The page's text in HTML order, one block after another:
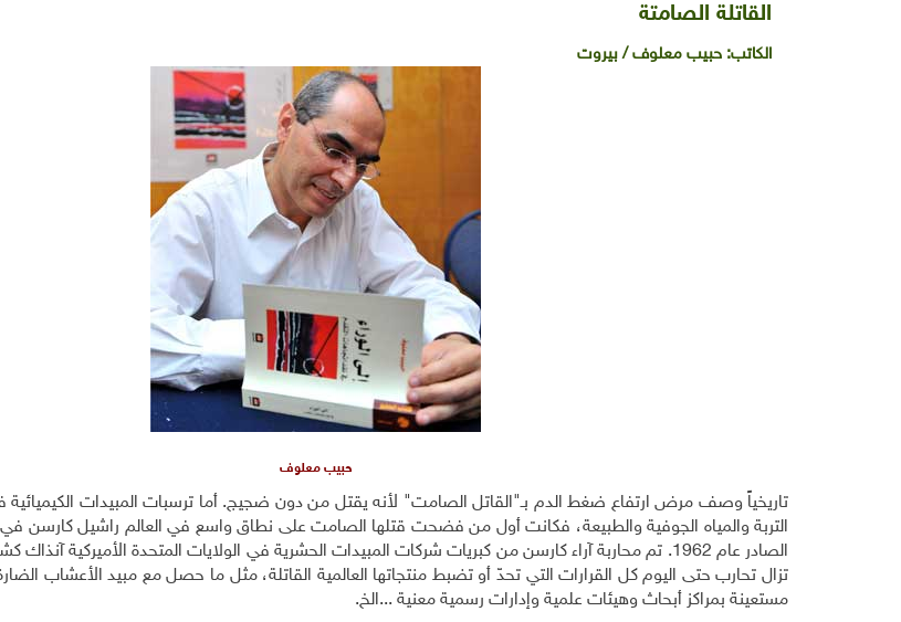
القاتلة الصامتة
الكاتب: حبيب معلوف / بيروت
حبيب معلوف
تاريخياً وصف مرض ارتفاع ضغط الدم بـ"القاتل الصامت" لأنه يقتل من دون ضجيج. أما ترسبات المبيدات الكيميائية
التربة والمياه الجوفية والطبيعة، فكانت أول من فضحت قتلها الصامت على نطاق واسع في العالم راشيل كارسن في
الصادر عام 1962. تم محاربة آراء كارسن من كبريات شركات المبيدات الحشرية في الولايات المتحدة الأميركية
تزال تحارب حتى اليوم كل القرارات التي تحدّ أو تضبط منتجاتها العالمية القاتلة، مثل ما حصل مع مبيد الأعشاب
مستعينة بمراكز أبحاث وهيئات علمية وإدارات رسمية معنية ...الخ.